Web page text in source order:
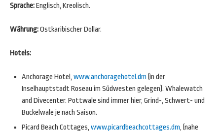
Sprache:Englisch, Kreolisch.
Währung:Ostkaribischer Dollar.
Hotels:
Anchorage Hotel, www.anchoragehotel.dm (in der
Inselhauptstadt Roseau im Südwesten gelegen). Whalewatch
and Divecenter. Pottwale sind immer hier, Grind-, Schwert- und
Buckelwale je nach Saison.
Picard Beach Cottages, www.picardbeachcottages.dm, (nahe